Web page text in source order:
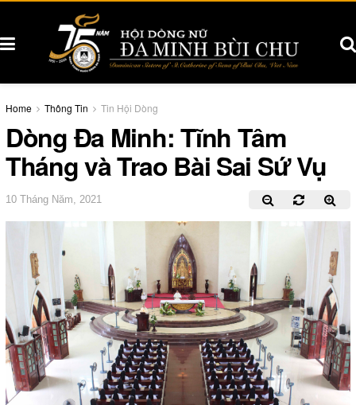
Home Thông Tin Tin Hội Dòng
Dòng Đa Minh: Tĩnh Tâm
Tháng và Trao Bài Sai Sứ Vụ
10 Tháng Năm, 2021